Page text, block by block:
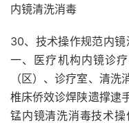
内镜清洗消毒
30、技术操作规范内
一、医疗机构内镜诊
（区）、诊疗室、清
椎床侨效诊焊陕遗撑逮
锰内镜清洗消毒技术